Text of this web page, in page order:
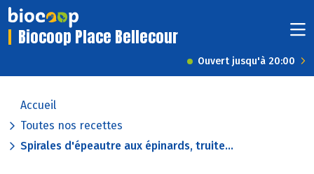
Biocoop Place Bellecour
Ouvert jusqu'à 20:00
Accueil
Toutes nos recettes
Spirales d'épeautre aux épinards, truite...